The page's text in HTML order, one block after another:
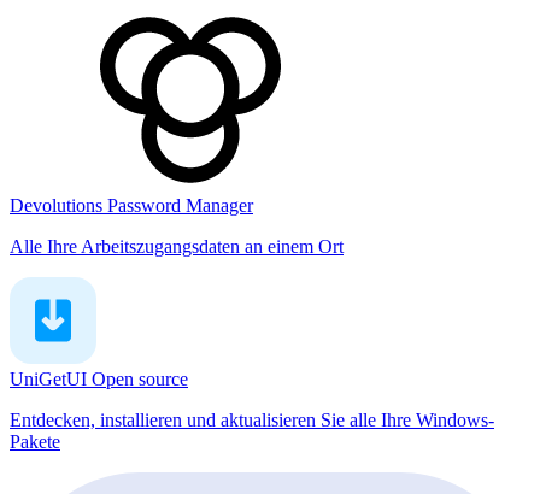
Devolutions Password Manager
Alle Ihre Arbeitszugangsdaten an einem Ort
UniGetUI Open source
Entdecken, installieren und aktualisieren Sie alle Ihre Windows-
Pakete